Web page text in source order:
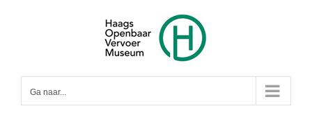
Ga naar...